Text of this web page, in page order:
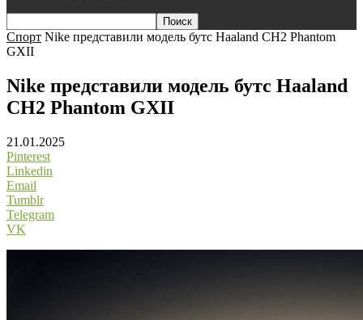
Спорт Nike представили модель бутс Haaland CH2 Phantom
GXII
Nike представили модель бутс Haaland
CH2 Phantom GXII
21.01.2025
Pinterest
Linkedin
Email
Tumblr
Telegram
VK